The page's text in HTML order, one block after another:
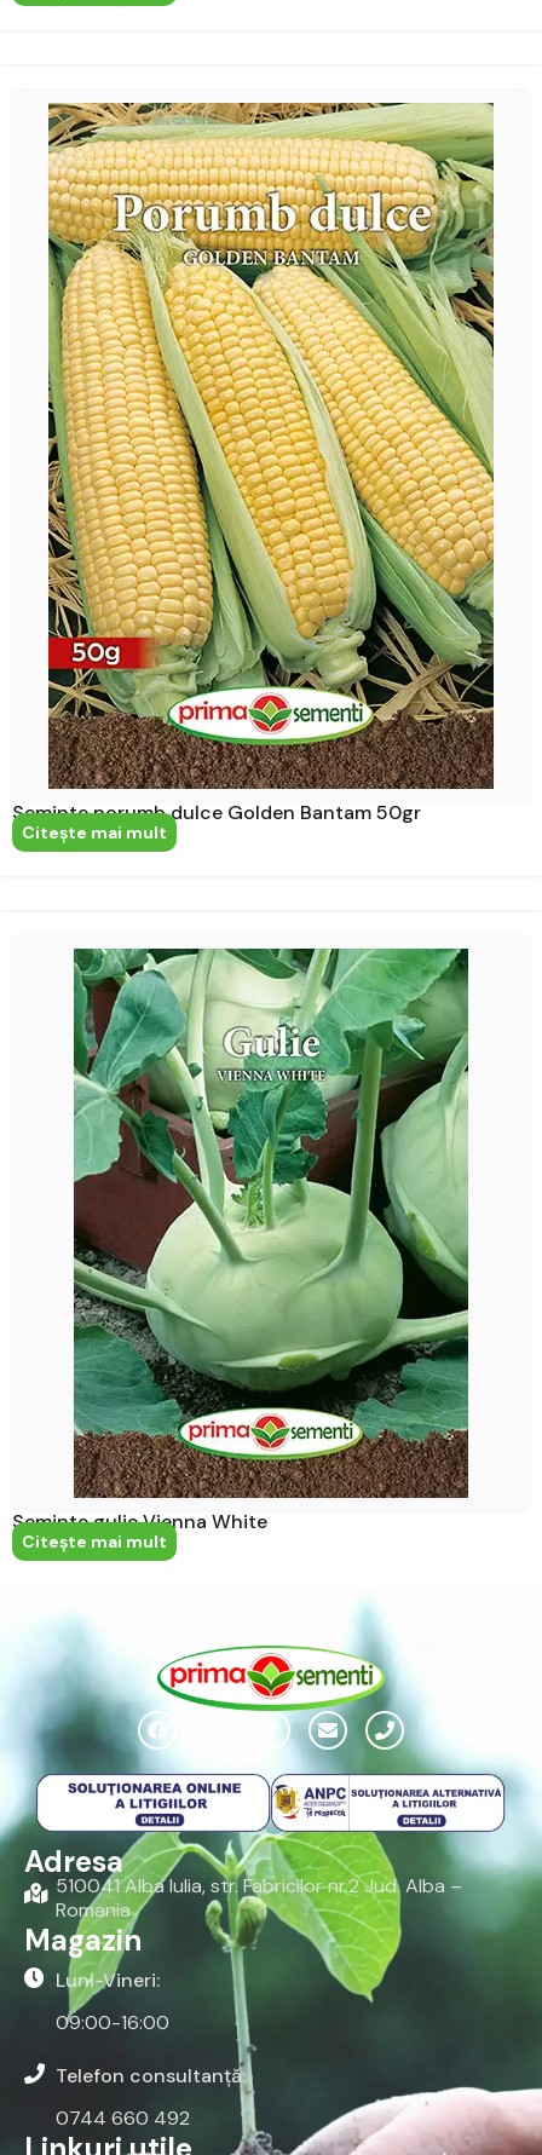
Seminte porumb dulce Golden Bantam 50gr
Citeşte mai mult
Seminte gulie Vienna White
Citeşte mai mult
Adresa
510041 Alba Iulia, str. Fabricilor nr.2 Jud. Alba –
Romania
Magazin
Luni-Vineri:
09:00-16:00
Telefon consultanță:
0744 660 492